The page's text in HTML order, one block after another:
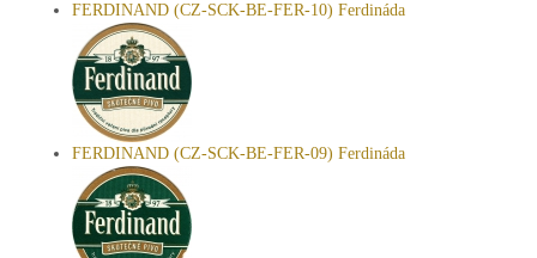
FERDINAND (CZ-SCK-BE-FER-10) Ferdináda
FERDINAND (CZ-SCK-BE-FER-09) Ferdináda